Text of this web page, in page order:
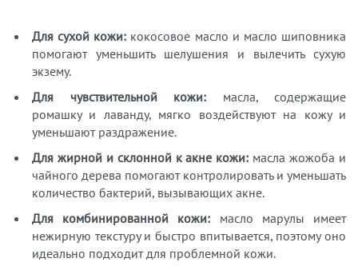
Для сухой кожи: кокосовое масло и масло шиповника
помогают уменьшить шелушения и вылечить сухую
экзему.
Для чувствительной кожи: масла, содержащие
ромашку и лаванду, мягко воздействуют на кожу и
уменьшают раздражение.
Для жирной и склонной к акне кожи: масла жожоба и
чайного дерева помогают контролировать и уменьшать
количество бактерий, вызывающих акне.
Для комбинированной кожи: масло марулы имеет
нежирную текстуру и быстро впитывается, поэтому оно
идеально подходит для проблемной кожи.